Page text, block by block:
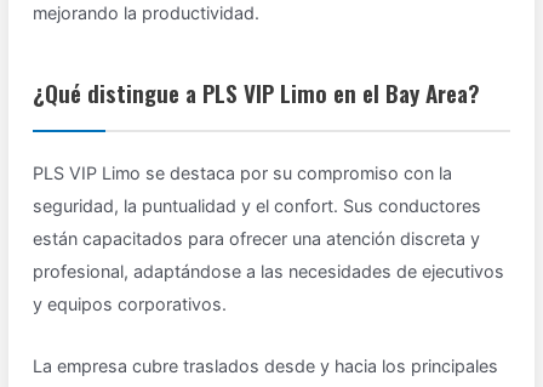
mejorando la productividad.
¿Qué distingue a PLS VIP Limo en el Bay Area?
PLS VIP Limo se destaca por su compromiso con la
seguridad, la puntualidad y el confort. Sus conductores
están capacitados para ofrecer una atención discreta y
profesional, adaptándose a las necesidades de ejecutivos
y equipos corporativos.
La empresa cubre traslados desde y hacia los principales